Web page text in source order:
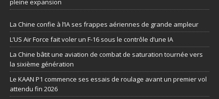
pleine expansion
La Chine confie à l’IA ses frappes aériennes de grande ampleur
L’US Air Force fait voler un F-16 sous le contrôle d’une IA
La Chine bâtit une aviation de combat de saturation tournée vers
la sixième génération
Le KAAN P1 commence ses essais de roulage avant un premier vol
attendu fin 2026